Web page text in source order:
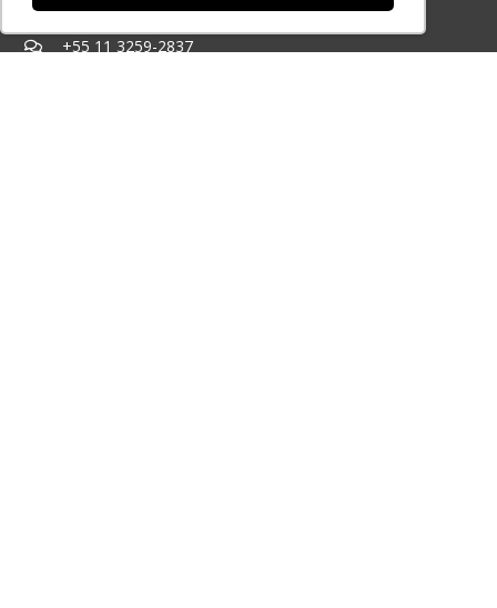
+55 11 3259-2837